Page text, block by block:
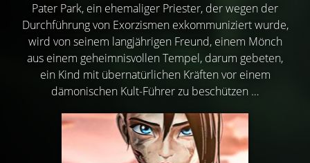
Pater Park, ein ehemaliger Priester, der wegen der
Durchführung von Exorzismen exkommuniziert wurde,
wird von seinem langjährigen Freund, einem Mönch
aus einem geheimnisvollen Tempel, darum gebeten,
ein Kind mit übernatürlichen Kräften vor einem
dämonischen Kult-Führer zu beschützen …